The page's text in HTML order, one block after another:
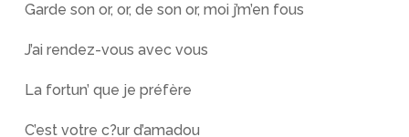
Garde son or, or, de son or, moi j’m’en fous
J’ai rendez-vous avec vous
La fortun’ que je préfère
C’est votre c?ur d’amadou